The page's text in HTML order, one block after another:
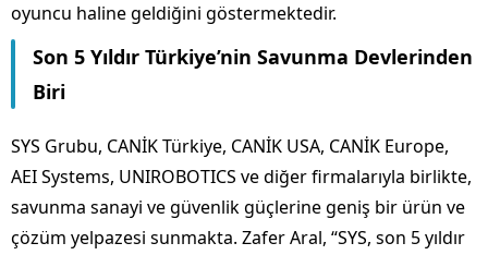
oyuncu haline geldiğini göstermektedir.
Son 5 Yıldır Türkiye’nin Savunma Devlerinden
Biri
SYS Grubu, CANİK Türkiye, CANİK USA, CANİK Europe,
AEI Systems, UNIROBOTICS ve diğer firmalarıyla birlikte,
savunma sanayi ve güvenlik güçlerine geniş bir ürün ve
çözüm yelpazesi sunmakta. Zafer Aral, “SYS, son 5 yıldır